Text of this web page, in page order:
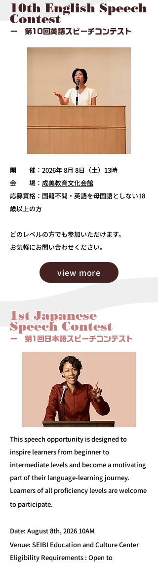
10th English Speech
Contest
ー 第10回英語スピーチコンテスト
開 催：2026年 8月 8日（土）13時
会 場： 成美教育文化会館
応募資格：国籍不問・英語を母国語としない18
歳以上の方
どのレベルの方でも参加いただけます。​
お気軽にお問い合わせください。
view more
1st Japanese
Speech Contest
ー 第1回日本語スピーチコンテスト
This speech opportunity is designed to
inspire learners from beginner to
intermediate levels and become a motivating
part of their language-learning journey.
Learnersof all proficiency levels are welcome
to participate.
Date: August 8th, 2026 10AM
Venue: SEIBI Education and Culture Center
Eligibility Requirements : Open to